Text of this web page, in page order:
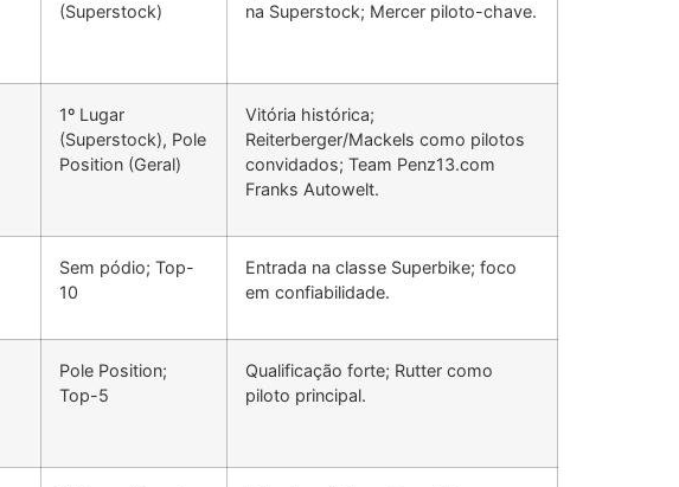
(Superstock)
na Superstock; Mercer piloto-chave.
1º Lugar
(Superstock), Pole
Position (Geral)
Vitória histórica;
Reiterberger/Mackels como pilotos
convidados; Team Penz13.com
Franks Autowelt.
Sem pódio; Top-
10
Entrada na classe Superbike; foco
em confiabilidade.
Pole Position;
Top-5
Qualificação forte; Rutter como
piloto principal.